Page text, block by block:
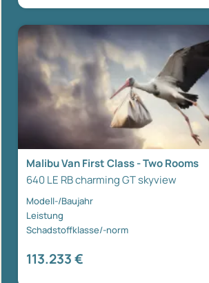
Malibu Van First Class - Two Rooms
640 LE RB charming GT skyview
Modell-/Baujahr
Leistung
Schadstoffklasse/-norm
113.233 €